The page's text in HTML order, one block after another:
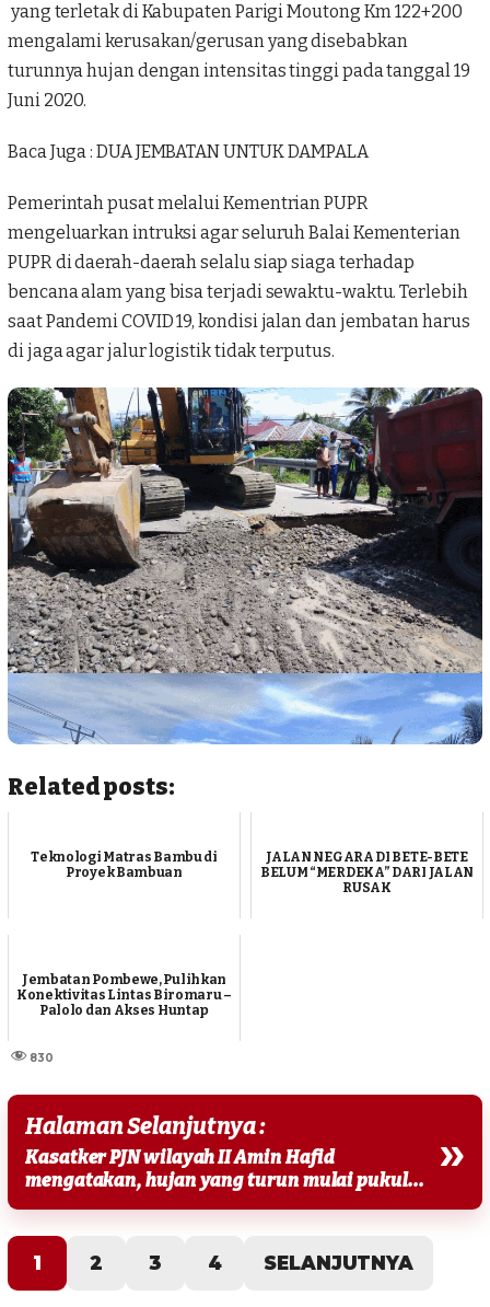
yang terletak di Kabupaten Parigi Moutong Km 122+200
mengalami kerusakan/gerusan yang disebabkan
turunnya hujan dengan intensitas tinggi pada tanggal 19
Juni 2020.
Baca Juga :DUA JEMBATAN UNTUK DAMPALA
Pemerintah pusat melalui Kementrian PUPR
mengeluarkan intruksi agar seluruh Balai Kementerian
PUPR di daerah-daerah selalu siap siaga terhadap
bencana alam yang bisa terjadi sewaktu-waktu. Terlebih
saat Pandemi COVID 19, kondisi jalan dan jembatan harus
di jaga agar jalur logistik tidak terputus.
Related posts:
Teknologi Matras Bambu di
Proyek Bambuan
JALAN NEGARA DI BETE-BETE
BELUM “MERDEKA” DARI JALAN
RUSAK
Jembatan Pombewe, Pulihkan
Konektivitas Lintas Biromaru –
Palolo dan Akses Huntap
830
Halaman Selanjutnya :
Kasatker PJN wilayah II Amin Hafid
mengatakan, hujan yang turun mulai pukul...
»
1 2 3 4 SELANJUTNYA